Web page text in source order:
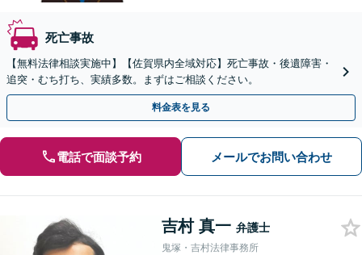
死亡事故
【無料法律相談実施中】【佐賀県内全域対応】死亡事故・後遺障害・
追突・むち打ち、実績多数。まずはご相談ください。
料金表を見る
電話で面談予約 メールでお問い合わせ
吉村 真一 弁護士
鬼塚・吉村法律事務所